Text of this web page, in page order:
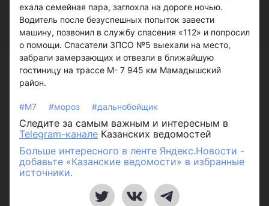
ехала семейная пара, заглохла на дороге ночью.
Водитель после безуспешных попыток завести
машину, позвонил в службу спасения «112» и попросил
о помощи. Спасатели ЗПСО №5 выехали на место,
забрали замерзающих и отвезли в ближайшую
гостиницу на трассе М- 7 945 км Мамадышский
район.
#М7 #мороз #дальнобойщик
Следите за самым важным и интересным в
Telegram-канале Казанских ведомостей
Больше интересного в ленте Яндекс.Новости -
добавьте «Казанские ведомости» в избранные
источники.